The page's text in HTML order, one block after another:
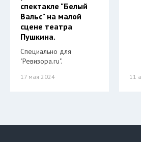
спектакле "Белый
Вальс" на малой
сцене театра
Пушкина.
Специально для
"Ревизора.ru".
17 мая 2024 11